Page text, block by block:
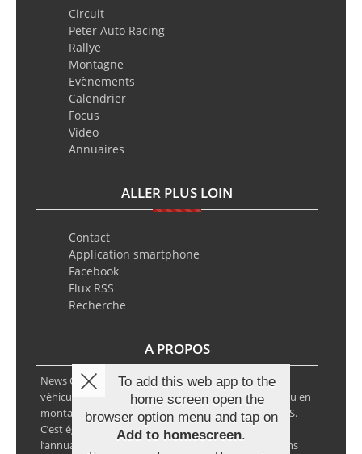
Circuit
Peter Auto Racing
Rallye
Montagne
Evènements
Calendrier
Focus
Video
Annuaires
ALLER PLUS LOIN
Contact
Application smartphone
Facebook
Flux RSS
Recherche
A PROPOS
News Classic Racing est le portail de l’actualité du
véhicule historique. Que ce soit en circuit, en rallye ou en
montagne, vous y retrouverez les infos VHC ou VHRS.
C’est également le calendrier des épreuves ainsi que
l’annuaire des spécialistes de la voiture ancienne, sans
To add this web app to the
home screen open the
browser option menu and tap on
Add to homescreen.